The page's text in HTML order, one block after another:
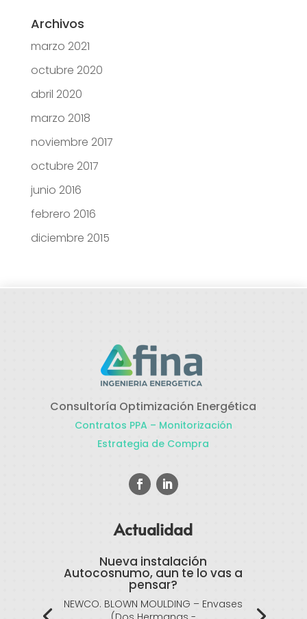
Archivos
marzo 2021
octubre 2020
abril 2020
marzo 2018
noviembre 2017
octubre 2017
junio 2016
febrero 2016
diciembre 2015
Consultoría Optimización Energética
Contratos PPA – Monitorización
Estrategia de Compra
Actualidad
Nueva instalación
Autocosnumo, aun te lo vas a
pensar?
NEWCO. BLOWN MOULDING – Envases